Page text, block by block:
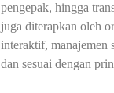
pengepak, hingga
juga diterapkan oleh
interaktif, manajemen
dan sesuai dengan